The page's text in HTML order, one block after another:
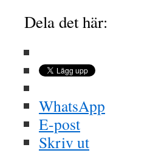
Dela det här:
WhatsApp
E-post
Skriv ut